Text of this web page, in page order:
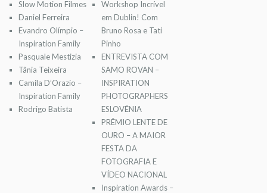
Slow Motion Filmes
Daniel Ferreira
Evandro Olímpio –
Inspiration Family
Pasquale Mestizia
Tânia Teixeira
Camila D’Orazio –
Inspiration Family
Rodrigo Batista
Workshop Incrível
em Dublin! Com
Bruno Rosa e Tati
Pinho
ENTREVISTA COM
SAMO ROVAN –
INSPIRATION
PHOTOGRAPHERS
ESLOVÊNIA
PRÊMIO LENTE DE
OURO – A MAIOR
FESTA DA
FOTOGRAFIA E
VÍDEO NACIONAL
Inspiration Awards –